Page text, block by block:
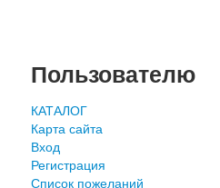
Пользователю
КАТАЛОГ
Карта сайта
Вход
Регистрация
Список пожеланий